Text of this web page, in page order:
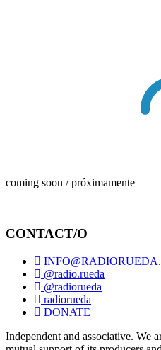
coming soon / próximamente
CONTACT/O
@radio.rueda
@radiorueda
radiorueda
DONATE
Independent and associative. We